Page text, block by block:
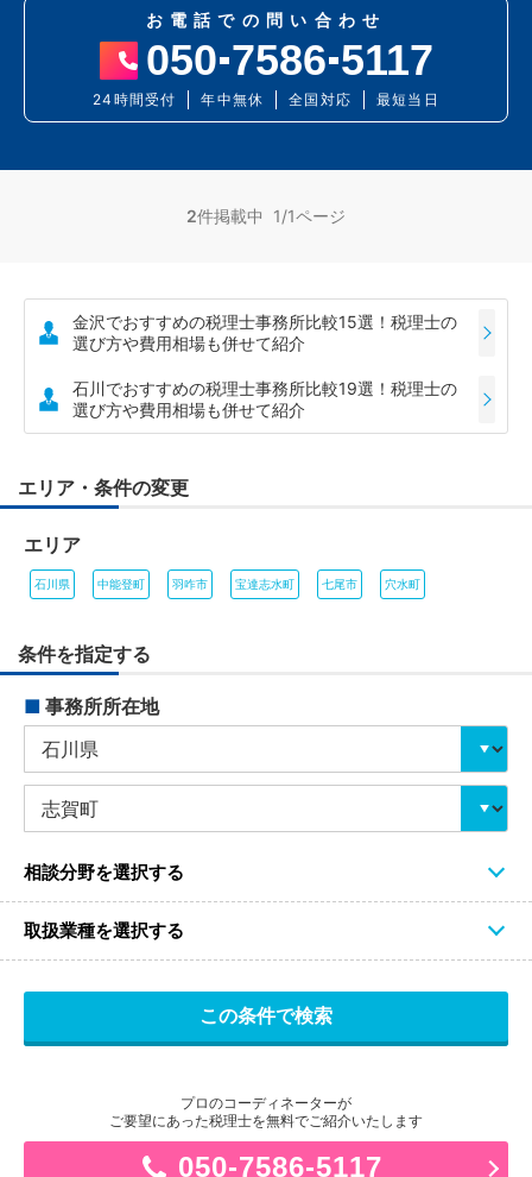
お電話での問い合わせ
050 7586 5117
24時間受付 年中無休 全国対応 最短当日
2件掲載中 1/1ページ
金沢でおすすめの税理士事務所比較15選！税理士の
選び方や費用相場も併せて紹介
石川でおすすめの税理士事務所比較19選！税理士の
選び方や費用相場も併せて紹介
エリア・条件の変更
エリア
石川県 中能登町 羽咋市 宝達志水町 七尾市 穴水町
条件を指定する
■ 事務所所在地
相談分野を選択する
取扱業種を選択する
プロのコーディネーターが
ご要望にあった税理士を無料でご紹介いたします
050-7586-5117